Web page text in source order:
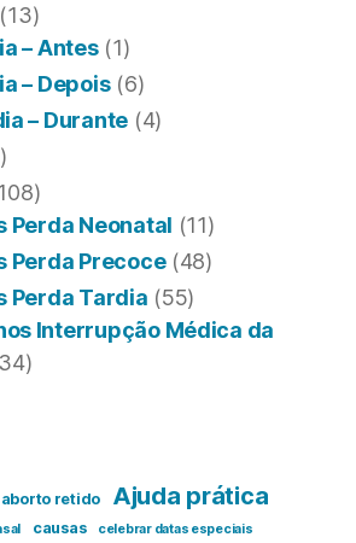
(13)
– Antes(1)
– Depois(6)
– Durante (4)
Perda Neonatal (11)
Perda Precoce(48)
Perda Tardia (55)
Interrupção Médica da
aborto retido Ajuda prática
causas celebrar datas especiais